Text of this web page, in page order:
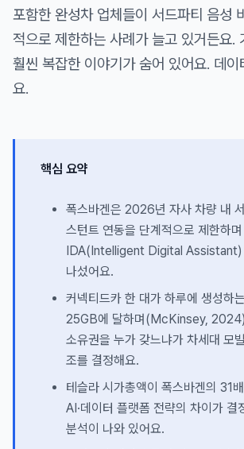
포함한 완성차 업체들이 서드파티 음성
적으로 제한하는 사례가 늘고 있거든요.
훨씬 복잡한 이야기가 숨어 있어요. 데이
요.
핵심 요약
폭스바겐은 2026년 자사 차량 내
스턴트 연동을 단계적으로 제한하며
IDA(Intelligent Digital Assistant)
나섰어요.
커넥티드카 한 대가 하루에 생성하
25GB에 달하며(McKinsey,
소유권을 누가 갖느냐가 차세대 모
조를 결정해요.
테슬라 시가총액이 폭스바겐의 31
AI·데이터 플랫폼 전략의 차이가 결
분석이 나와 있어요.